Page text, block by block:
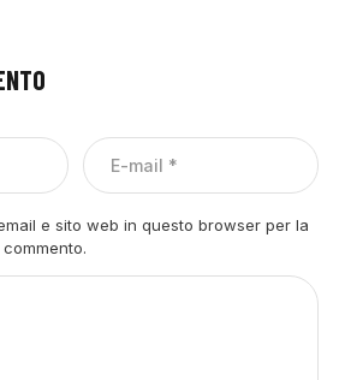
e sito web in questo browser per la